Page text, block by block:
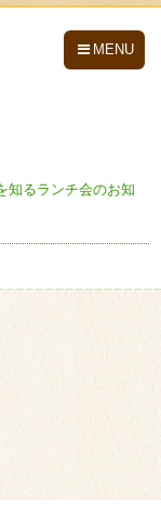
MENU
知るランチ会のお知